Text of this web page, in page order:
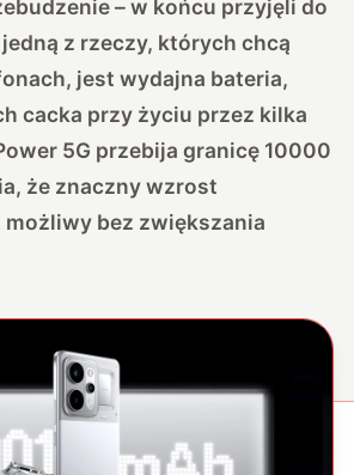
– w końcu przyjęli do
z rzeczy, których chcą
jest wydajna bateria,
cacka przy życiu przez kilka
5G przebija granicę 10000
że znaczny wzrost
bez zwiększania